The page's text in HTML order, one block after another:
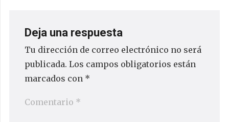
Deja una respuesta
Tu dirección de correo electrónico no será
publicada. Los campos obligatorios están
marcados con *